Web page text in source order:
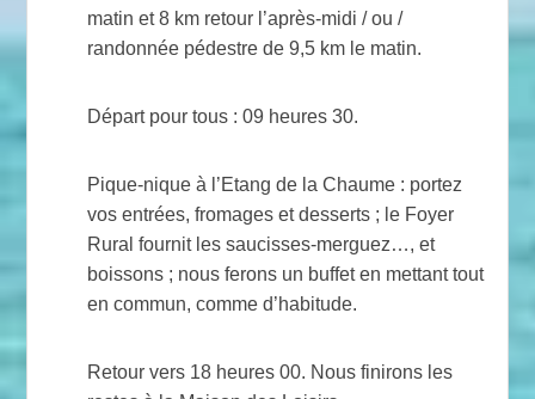
matin et 8 km retour l’après-midi / ou /
randonnée pédestre de 9,5 km le matin.
Départ pour tous : 09 heures 30.
Pique-nique à l’Etang de la Chaume : portez
vos entrées, fromages et desserts ; le Foyer
Rural fournit les saucisses-merguez…, et
boissons ; nous ferons un buffet en mettant tout
en commun, comme d’habitude.
Retour vers 18 heures 00. Nous finirons les